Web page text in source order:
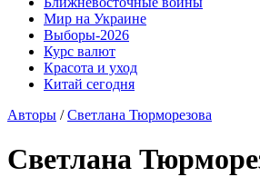
Мир на Украине
Выборы-2026
Курс валют
Красота и уход
Китай сегодня
Авторы /Светлана Тюрморезова
Светлана